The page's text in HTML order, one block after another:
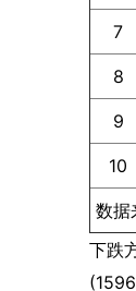
7
8
9
10
数据
下跌